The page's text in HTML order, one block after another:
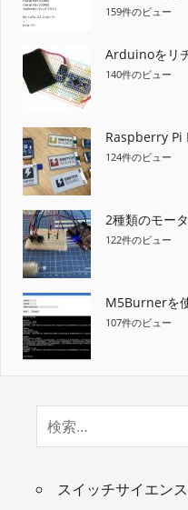
159件のビュー
Arduinoをリ
140件のビュー
Raspberry Pi
124件のビュー
2種類のモー
122件のビュー
M5Burnerを
107件のビュー
スイッチサイエンス